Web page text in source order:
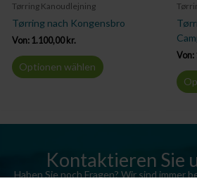
Tørring Kanoudlejning
Tørring nach Kongensbro
Von: 1.100,00 kr.
Optionen wählen
Von:
Kontaktieren Sie
Haben Sie noch Fragen? Wir sind immer